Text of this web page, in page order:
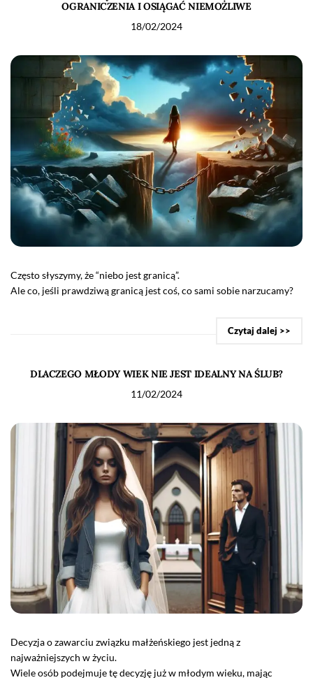
OGRANICZENIA I OSIĄGAĆ NIEMOŻLIWE
18/02/2024
Często słyszymy, że “niebo jest granicą”.
Ale co, jeśli prawdziwą granicą jest coś, co sami sobie narzucamy?
Czytaj dalej >>
DLACZEGO MŁODY WIEK NIE JEST IDEALNY NA ŚLUB?
11/02/2024
Decyzja o zawarciu związku małżeńskiego jest jedną z
najważniejszych w życiu.
Wiele osób podejmuje tę decyzję już w młodym wieku, mając